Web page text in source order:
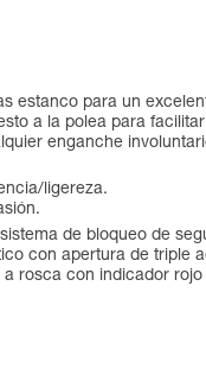
estanco para un
a la polea para
enganche
ligereza.
de bloqueo de
con apertura de triple
rosca con indicador